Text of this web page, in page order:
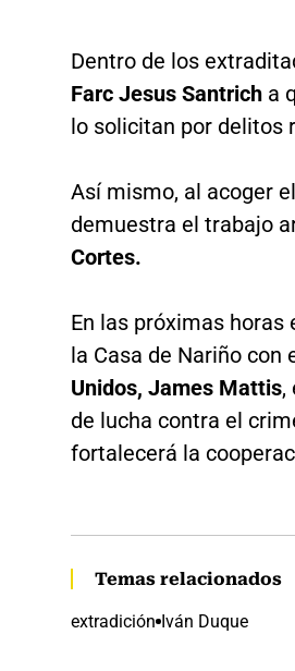
Dentro de los
Farc Jesus Santricha
lo solicitan por delitos
Así mismo, al acoger
demuestra el trabajo
Cortes.
En las próximas horas
la Casa de Nariño con
Unidos, James Mattis,
de lucha contra el
fortalecerá la
Temas relacionados
extradición Iván Duque